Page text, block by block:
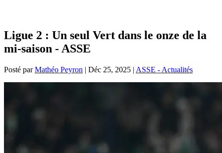
Ligue 2 : Un seul Vert dans le onze de la
mi-saison - ASSE
Posté parMathéo Peyron | Déc 25, 2025 | ASSE - Actualités